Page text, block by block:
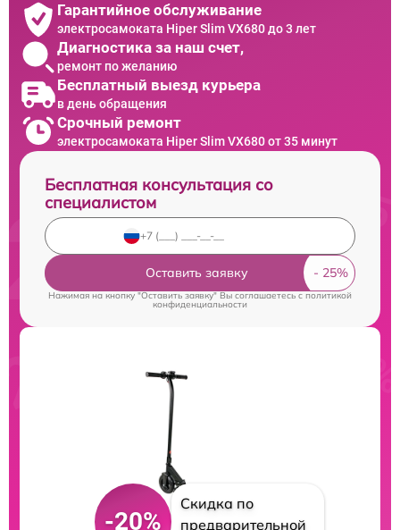
Гарантийное обслуживание
электросамоката Hiper Slim VX680 до 3 лет
Диагностика за наш счет,
ремонт по желанию
Бесплатный выезд курьера
в день обращения
Срочный ремонт
электросамоката Hiper Slim VX680 от 35 минут
Бесплатная консультация со
специалистом
Оставить заявку
Нажимая на кнопку "Оставить заявку" Вы соглашаетесь cполитикой
конфиденциальности
-20%
Скидка по
предварительной